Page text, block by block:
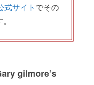
式サイト でその
gilmore’s